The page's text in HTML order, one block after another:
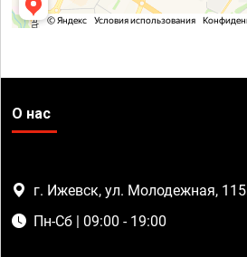
О нас
г. Ижевск, ул. Молодежная, 115
Пн-Сб | 09:00 - 19:00